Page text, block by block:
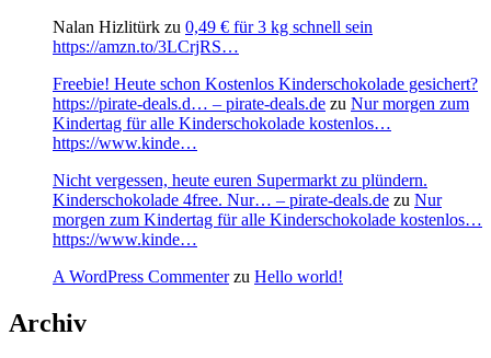
Nalan Hizlitürk zu 0,49 € für 3 kg schnell sein
https://amzn.to/3LCrjRS…
Freebie! Heute schon Kostenlos Kinderschokolade gesichert?
https://pirate-deals.d… – pirate-deals.de zu Nur morgen zum
Kindertag für alle Kinderschokolade kostenlos…
https://www.kinde…
Nicht vergessen, heute euren Supermarkt zu plündern.
Kinderschokolade 4free. Nur… – pirate-deals.de zu Nur
morgen zum Kindertag für alle Kinderschokolade kostenlos…
https://www.kinde…
A WordPress Commenterzu Hello world!
Archiv